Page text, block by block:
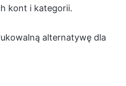
kont i kategorii.
alternatywę dla